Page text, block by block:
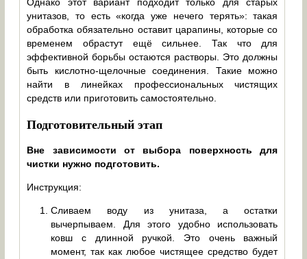
унитазов, то есть «когда уже нечего терять»: такая
обработка обязательно оставит царапины, которые со
временем обрастут ещё сильнее. Так что для
эффективной борьбы остаются растворы. Это должны
быть кислотно-щелочные соединения. Такие можно
найти в линейках профессиональных чистящих
средств или приготовить самостоятельно.
Подготовительный этап
Вне зависимости от выбора поверхность для
чистки нужно подготовить.
Инструкция:
Сливаем воду из унитаза, а остатки
вычерпываем. Для этого удобно использовать
ковш с длинной ручкой. Это очень важный
момент, так как любое чистящее средство будет